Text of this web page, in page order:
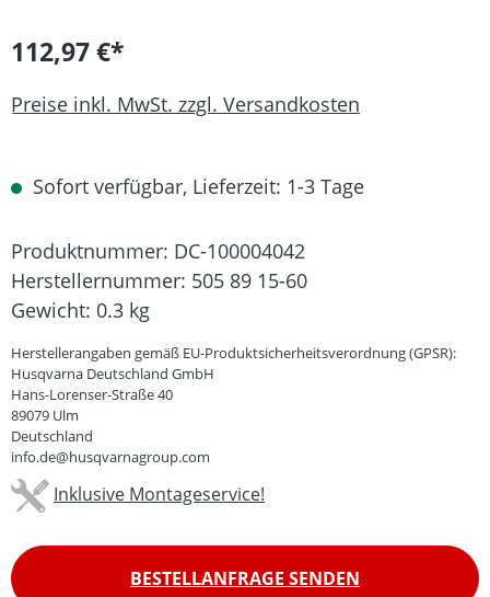
112,97 €*
Preise inkl. MwSt. zzgl. Versandkosten
Sofort verfügbar, Lieferzeit: 1-3 Tage
Produktnummer: DC-100004042
Herstellernummer: 505 89 15-60
Gewicht: 0.3 kg
Herstellerangaben gemäß EU-Produktsicherheitsverordnung (GPSR):
Husqvarna Deutschland GmbH
Hans-Lorenser-Straße 40
89079 Ulm
Deutschland
info.de@husqvarnagroup.com
Inklusive Montageservice!
BESTELLANFRAGE SENDEN